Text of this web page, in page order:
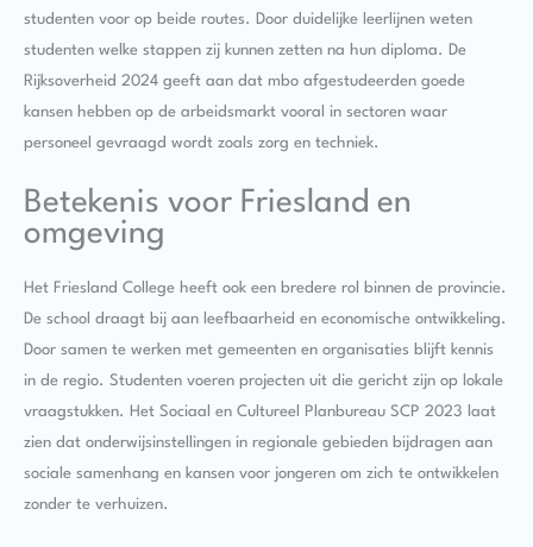
studenten voor op beide routes. Door duidelijke leerlijnen weten
studenten welke stappen zij kunnen zetten na hun diploma. De
Rijksoverheid 2024 geeft aan dat mbo afgestudeerden goede
kansen hebben op de arbeidsmarkt vooral in sectoren waar
personeel gevraagd wordt zoals zorg en techniek.
Betekenis voor Friesland en
omgeving
Het Friesland College heeft ook een bredere rol binnen de provincie.
De school draagt bij aan leefbaarheid en economische ontwikkeling.
Door samen te werken met gemeenten en organisaties blijft kennis
in de regio. Studenten voeren projecten uit die gericht zijn op lokale
vraagstukken. Het Sociaal en Cultureel Planbureau SCP 2023 laat
zien dat onderwijsinstellingen in regionale gebieden bijdragen aan
sociale samenhang en kansen voor jongeren om zich te ontwikkelen
zonder te verhuizen.